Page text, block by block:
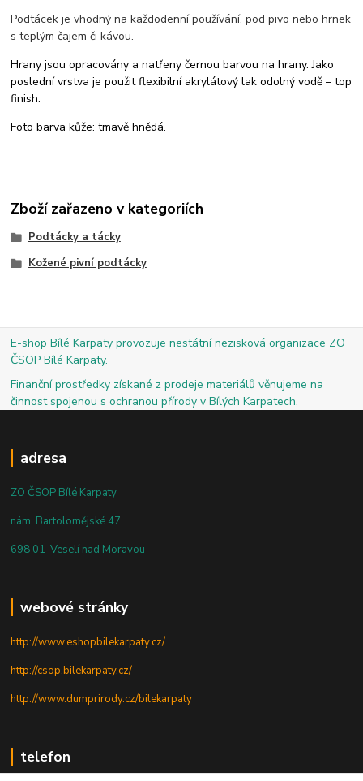
Podtácek je vhodný na každodenní používání, pod pivo nebo hrnek
s teplým čajem či kávou.
Hrany jsou opracovány a natřeny černou barvou na hrany. Jako
poslední vrstva je použit flexibilní akrylátový lak odolný vodě – top
finish.
Foto barva kůže: tmavě hnědá.
Zboží zařazeno v kategoriích
Podtácky a tácky
Kožené pivní podtácky
E-shop Bílé Karpaty provozuje nestátní nezisková organizace ZO
ČSOP Bílé Karpaty.
Finanční prostředky získané z prodeje materiálů věnujeme na
činnost spojenou s ochranou přírody v Bílých Karpatech.
adresa
ZO ČSOP Bílé Karpaty
nám. Bartolomějské 47
698 01 Veselí nad Moravou
webové stránky
http://www.eshopbilekarpaty.cz/
http://csop.bilekarpaty.cz/
http://www.dumprirody.cz/bilekarpaty
telefon